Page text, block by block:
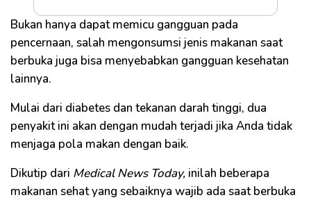
Bukan hanya dapat memicu gangguan pada
pencernaan, salah mengonsumsi jenis makanan saat
berbuka juga bisa menyebabkan gangguan kesehatan
lainnya.
Mulai dari diabetes dan tekanan darah tinggi, dua
penyakit ini akan dengan mudah terjadi jika Anda tidak
menjaga pola makan dengan baik.
Dikutip dari Medical News Today, inilah beberapa
makanan sehat yang sebaiknya wajib ada saat berbuka